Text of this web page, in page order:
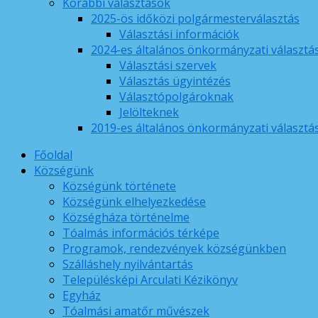
2025-ös időközi polgármesterválasztás
Választási információk
2024-es általános önkormányzati
Választási szervek
Választás ügyintézés
Választópolgároknak
Jelölteknek
2019-es általános önkormányzati
Főoldal
Községünk
Községünk története
Községünk elhelyezkedése
Községháza történelme
Tóalmás információs térképe
Programok, rendezvények községünkben
Szálláshely nyilvántartás
Településképi Arculati Kézikönyv
Egyház
Tóalmási amatőr művészek